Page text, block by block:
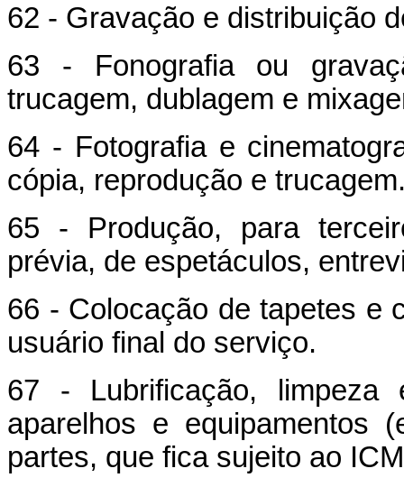
62 - Gravação e distribuição
63 - Fonografia ou
trucagem, dublagem e
64 - Fotografia e
cópia, reprodução e
65 - Produção, para
prévia, de espetáculos,
66 - Colocação de tapetes e
usuário final do serviço.
67 - Lubrificação, limpeza
aparelhos e equipamentos
partes, que fica sujeito ao